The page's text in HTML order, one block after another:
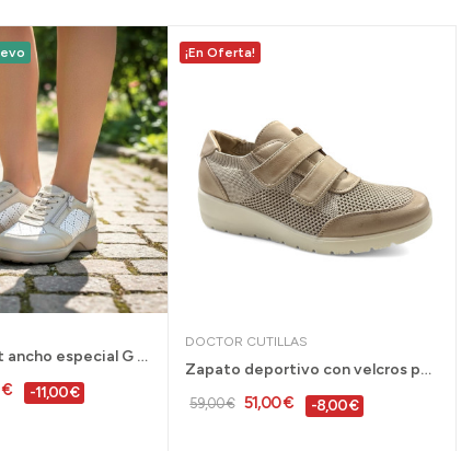
Zapatos sport ancho especial G Comfort para...
€ -11,00 €
¡En Oferta!
DOCTOR CUTILLAS
Zapato deportivo con velcros para mujer Doctor...
59,00 € 51,00 € -8,00 €